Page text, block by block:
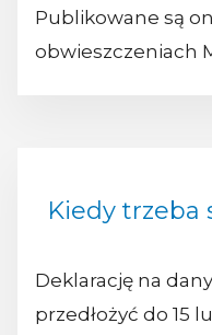
Publikowane są
obwieszczeniach
Kiedy trzeba
Deklarację na
przedłożyć do 15